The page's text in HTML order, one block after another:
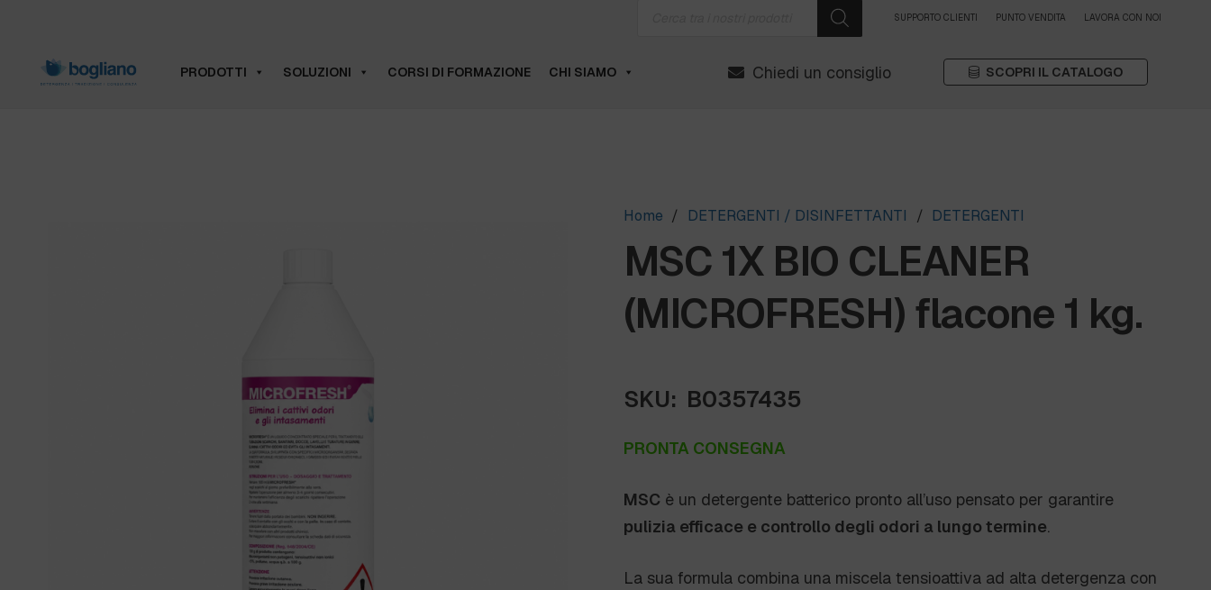
SUPPORTO CLIENTI PUNTO VENDITA LAVORA CON NOI
PRODOTTI SOLUZIONI CORSI DI FORMAZIONE CHI SIAMO Chiedi un consiglio SCOPRI IL CATALOGO
Home / DETERGENTI / DISINFETTANTI / DETERGENTI
MSC 1X BIO CLEANER
(MICROFRESH) flacone 1 kg.
SKU: B0357435
PRONTA CONSEGNA
MSC è un detergente batterico pronto all’uso pensato per garantire
pulizia efficace e controllo degli odori a lungo termine.
La sua formula combina una miscela tensioattiva ad alta detergenza con